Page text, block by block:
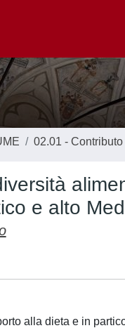
02.01 -
e alto
alla dieta e in